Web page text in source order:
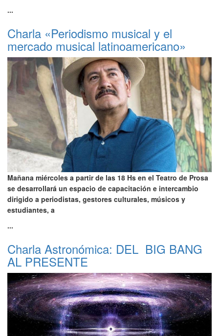
...
Charla «Periodismo musical y el
mercado musical latinoamericano»
Mañana miércoles a partir de las 18 Hs en el Teatro de Prosa
se desarrollará un espacio de capacitación e intercambio
dirigido a periodistas, gestores culturales, músicos y
estudiantes, a
...
Charla Astronómica: DEL BIG BANG
AL PRESENTE